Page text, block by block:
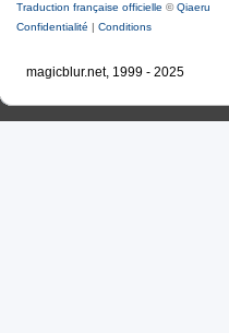
Traduction française officielle ©Qiaeru
Confidentialité | Conditions
magicblur.net, 1999 - 2025